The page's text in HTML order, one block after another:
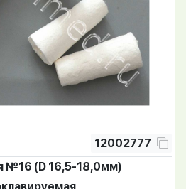
12002777
№16 (D 16,5-18,0мм)